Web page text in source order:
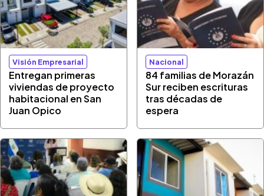
Visión Empresarial
Entregan primeras
viviendas de proyecto
habitacional en San
Juan Opico
Nacional
84 familias de Morazán
Sur reciben escrituras
tras décadas de
espera